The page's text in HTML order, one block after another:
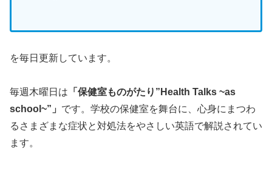
を毎日更新しています。
毎週木曜日は 「保健室ものがたり”Health Talks ~as
school~”」 です。学校の保健室を舞台に、心身にまつわ
るさまざまな症状と対処法をやさしい英語で解説されてい
ます。